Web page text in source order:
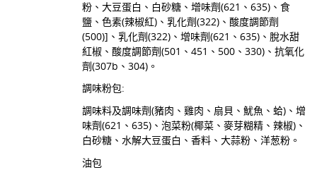
粉、大豆蛋白、白砂糖、增味劑(621、635)、食
鹽、色素(辣椒紅)、乳化劑(322)、酸度調節劑
(500)]、乳化劑(322)、增味劑(621、635)、脫水甜
紅椒、酸度調節劑(501、451、500、330)、抗氧化
劑(307b、304)。
調味粉包:
調味料及調味劑(豬肉、雞肉、扇貝、魷魚、蛤)、增
味劑(621、635)、泡菜粉(椰菜、麥芽糊精、辣椒)、
白砂糖、水解大豆蛋白、香料、大蒜粉、洋葱粉。
油包